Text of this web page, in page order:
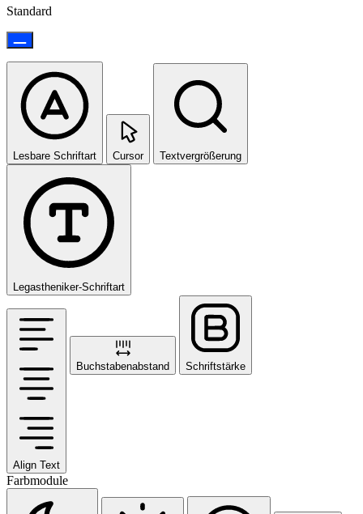
Standard
Lesbare Schriftart Cursor Textvergrößerung
Legastheniker-Schriftart
Align Text
Buchstabenabstand Schriftstärke
Farbmodule